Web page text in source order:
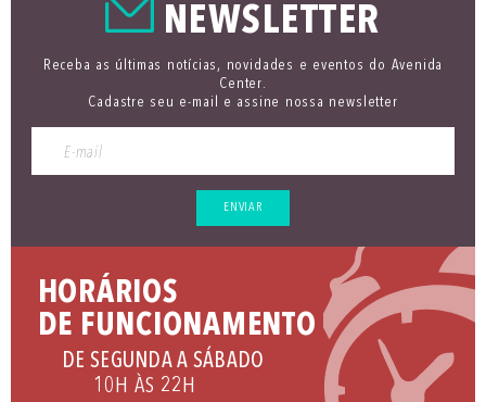
NEWSLETTER
Receba as últimas notícias, novidades e eventos do Avenida
Center.
Cadastre seu e-mail e assine nossa newsletter
ENVIAR
HORÁRIOS
DE FUNCIONAMENTO
DE SEGUNDA A SÁBADO
10H ÀS 22H